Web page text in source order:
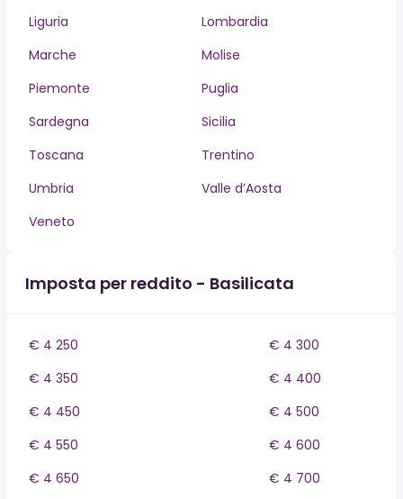
Liguria
Lombardia
Marche
Molise
Piemonte
Puglia
Sardegna
Sicilia
Toscana
Trentino
Umbria
Valle d’Aosta
Veneto
Imposta per reddito - Basilicata
€ 4 250
€ 4 300
€ 4 350
€ 4 400
€ 4 450
€ 4 500
€ 4 550
€ 4 600
€ 4 650
€ 4 700